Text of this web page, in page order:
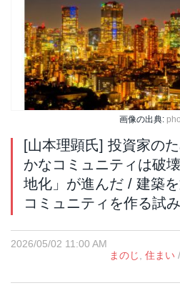
画像の出典:
[山本理顕氏] 投資家の
かなコミュニティは破
地化」が進んだ / 建築
コミュニティを作る試み
2026/05/02 11:00 AM
まのじ
住まい /